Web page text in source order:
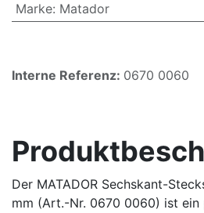
Marke: Matador
Interne Referenz: 0670 0060
Der MATADOR Sechskant-
mm (Art.-Nr. 0670 0060) ist ein